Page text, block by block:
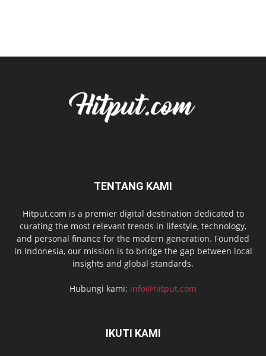
TENTANG KAMI
Hitput.com is a premier digital destination dedicated to
curating the most relevant trends in lifestyle, technology,
and personal finance for the modern generation. Founded
in Indonesia, our mission is to bridge the gap between local
insights and global standards.
Hubungi kami: info@hitput.com
IKUTI KAMI